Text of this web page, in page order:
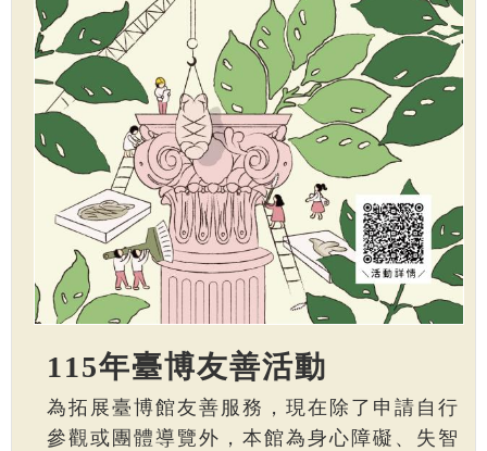
115年臺博友善活動
為拓展臺博館友善服務，現在除了申請自行
參觀或團體導覽外，本館為身心障礙、失智